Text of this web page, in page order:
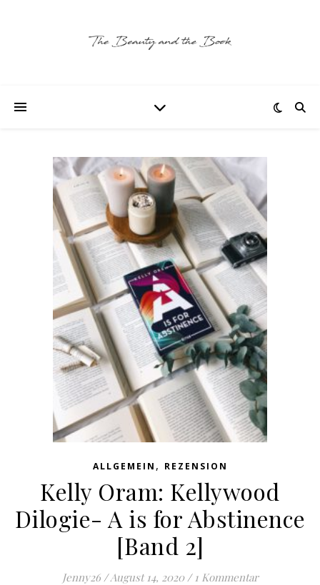
ALLGEMEIN , REZENSION
Kelly Oram: Kellywood
Dilogie- A is for Abstinence
[Band 2]
Jenny26 /August 14, 2020 / 1 Kommentar